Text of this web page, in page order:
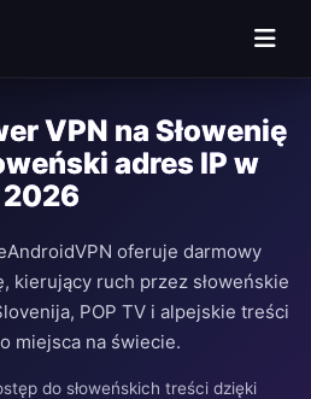
VPN na Słowenię
adres IP w
2026
oferuje darmowy
kierujący ruch przez słoweńskie
POP TV i alpejskie treści
miejsca na świecie.
do słoweńskich treści dzięki